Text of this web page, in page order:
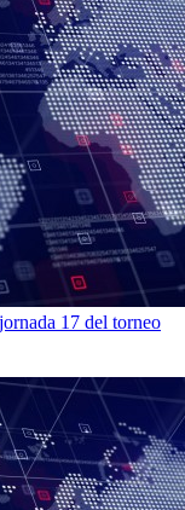
17 del torneo